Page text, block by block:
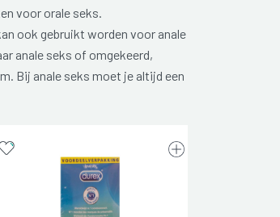
voor orale seks.
ook gebruikt worden voor anale
anale seks of omgekeerd,
Bij anale seks moet je altijd een